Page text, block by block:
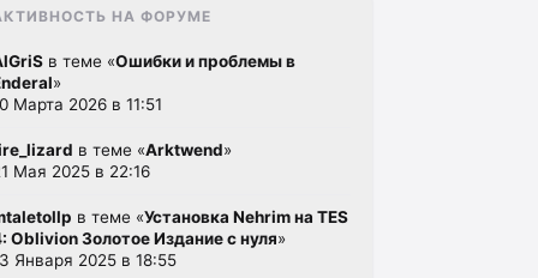
НА ФОРУМЕ
в теме «Ошибки и проблемы в
»
Марта 2026 в 11:51
в теме «Arktwend»
Мая 2025 в 22:16
в теме «Установка Nehrim на TES
Oblivion Золотое Издание с нуля»
Января 2025 в 18:55